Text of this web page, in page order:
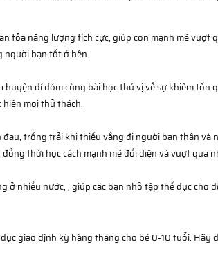
tỏa năng lượng tích cực, giúp con mạnh mẽ
người bạn tốt ở bên.
dí dỏm cùng bài học thú vị về sự khiêm
mọi thử thách.
đau, trống trải khi thiếu vắng đi người bạn thân
thời học cách mạnh mẽ đối diện và vượt qua
ở nhiều nước, , giúp các bạn nhỏ tập thể dục
giao định kỳ hàng tháng cho bé 0-10 tuổi.